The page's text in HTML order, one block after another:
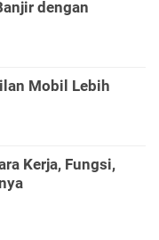
dengan
Mobil Lebih
Kerja, Fungsi,